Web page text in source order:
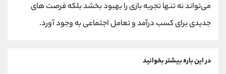
می‌تواند نه تنها تجربه بازی را بهبود بخشد بلکه فرصت‌ های
جدیدی برای کسب درآمد و تعامل اجتماعی به وجود آورد.
در این باره بیشتر بخوانید